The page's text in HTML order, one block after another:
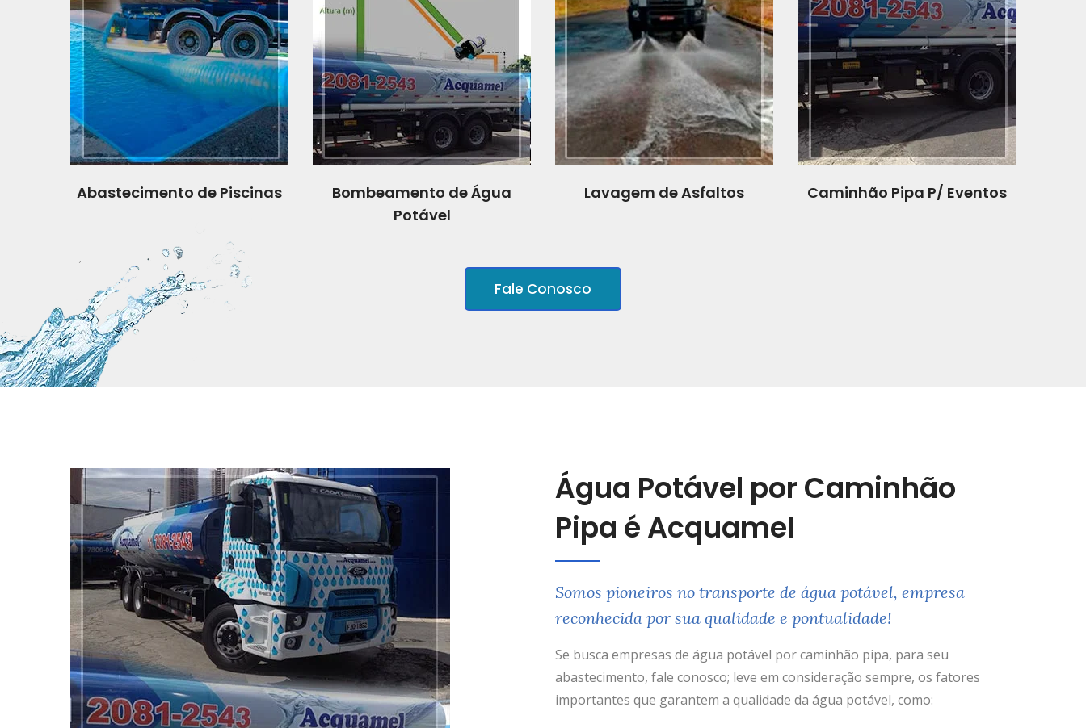
Abastecimento de Piscinas
Bombeamento de Água
Potável
Lavagem de Asfaltos Caminhão Pipa P/ Eventos
Fale Conosco
Água Potável por Caminhão
Pipa é Acquamel
Somos pioneiros no transporte de água potável, empresa
reconhecida por sua qualidade e pontualidade!
Se busca empresas de água potável por caminhão pipa, para seu
abastecimento, fale conosco; leve em consideração sempre, os fatores
importantes que garantem a qualidade da água potável, como: